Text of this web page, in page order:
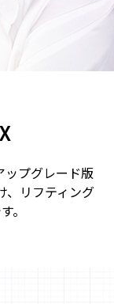
ップグレード版
、リフティング
。